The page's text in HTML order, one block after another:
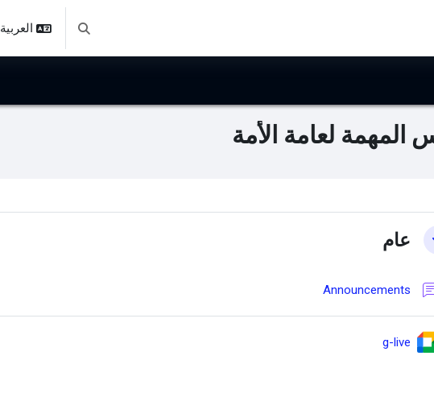
تبديل إدخال البحث
العربية ‎(ar)‎
المهمة لعامة الأمة
Main content
Section
عام
Announcements
g-live
Google Meet™ for Moodle